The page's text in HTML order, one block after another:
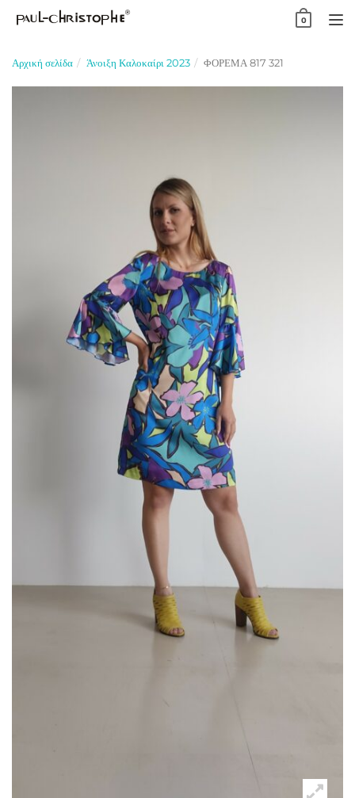
0
Αρχική σελίδα Άνοιξη Καλοκαίρι 2023 ΦΟΡΕΜΑ 817 321